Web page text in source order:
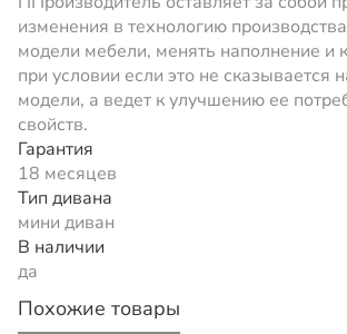
изменения в технологию
модели мебели, менять наполнение и
при условии если это не сказывается
модели, а ведет к улучшению ее
свойств.
Гарантия
18 месяцев
Тип дивана
мини диван
В наличии
да
Похожие товары